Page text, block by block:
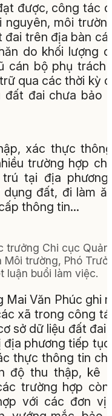
được, công tác
nguyên, môi
đai trên địa bàn
do khối lượng
cán bộ phụ trách
qua các thời kỳ
đai chưa bảo
xác thực
trường hợp
tại địa
đất, đi làm
thông tin…
trưởng Chi cục Quản
Môi trường, Phó
luận buổi làm việc.
Mai Văn Phúc ghi
xã trong công
sở dữ liệu đất đai
phương tiếp
thực thông tin
độ thu thập, kê
trường hợp còn
với các đơn vị